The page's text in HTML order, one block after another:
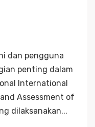
dan pengguna
penting dalam
International
Assessment of
dilaksanakan...